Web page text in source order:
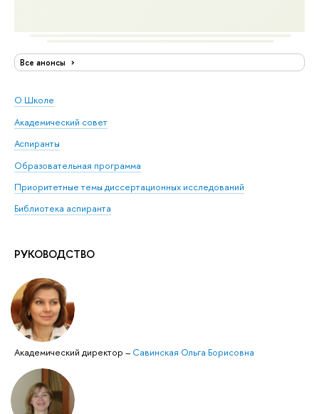
Все анонсы
О Школе
Академический совет
Аспиранты
Образовательная программа
Приоритетные темы диссертационных исследований
Библиотека аспиранта
РУКОВОДСТВО
Академический директор – Савинская Ольга Борисовна